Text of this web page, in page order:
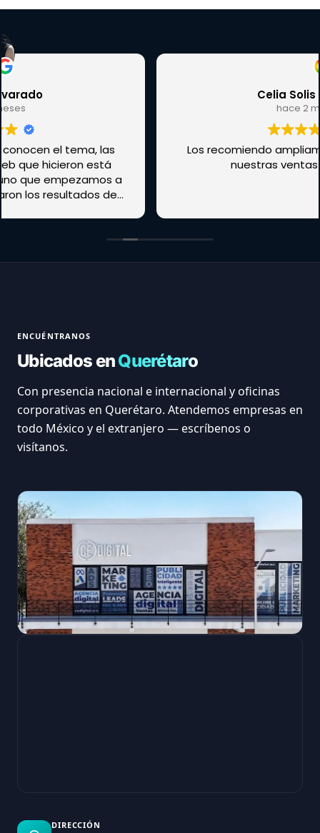
Los recomiendo ampliamente , hemos subido
nuestras ventas y seguidores
ENCUÉNTRANOS
Ubicados enQuerétaro
Con presencia nacional e internacional y oficinas
corporativas en Querétaro. Atendemos empresas en
todo México y el extranjero — escríbenos o
visítanos.
DIRECCIÓN